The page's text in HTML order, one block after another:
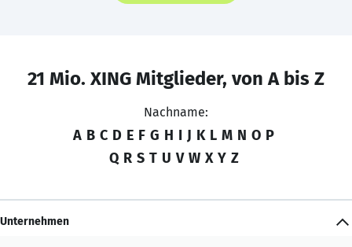
21 Mio. XING Mitglieder, von A bis Z
Nachname:
A B C D E F G H I J K L M N O P
Q R S T U V W X Y Z
Unternehmen